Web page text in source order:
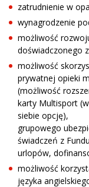
zatrudnienie w
wynagrodzenie
możliwość
doświadczonego
możliwość
prywatnej opieki
(możliwość
karty Multisport
siebie opcję),
grupowego
świadczeń z
urlopów,
możliwość
języka